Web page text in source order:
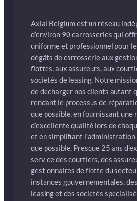
Axial Belgium est un réseau
d’environ 90 carrosseries qui
uniforme et professionnel pour
dégâts de carrosserie aux
flottes, aux assureurs, aux
sociétés de leasing. Notre
de décharger nos clients autant
rendant le processus de
que possible, en fournissant une
d’excellente qualité lors de
et en simplifiant
que possible. Presque 25 ans
service des courtiers, des
gestionnaires de flotte du
instances gouvernementales,
leasing et des sociétés